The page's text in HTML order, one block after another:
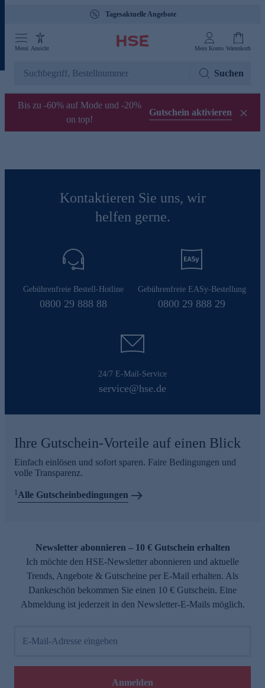
Tagesaktuelle Angebote
Menü Ansicht Mein Konto Warenkorb
Suchen
Bis zu -60% auf Mode und -20%
on top!
Gutschein aktivieren
Kontaktieren Sie uns, wir
helfen gerne.
Gebührenfreie Bestell-Hotline
0800 29 888 88
Gebührenfreie EASy-Bestellung
0800 29 888 29
24/7 E-Mail-Service
service@hse.de
Ihre Gutschein-Vorteile auf einen Blick
Einfach einlösen und sofort sparen. Faire Bedingungen und
volle Transparenz.
1Alle Gutscheinbedingungen
Newsletter abonnieren – 10 € Gutschein erhalten
Ich möchte den HSE-Newsletter abonnieren und aktuelle
Trends, Angebote & Gutscheine per E-Mail erhalten. Als
Dankeschön bekommen Sie einen 10 € Gutschein. Eine
Abmeldung ist jederzeit in den Newsletter-E-Mails möglich.
E-Mail-Adresse eingeben
Anmelden